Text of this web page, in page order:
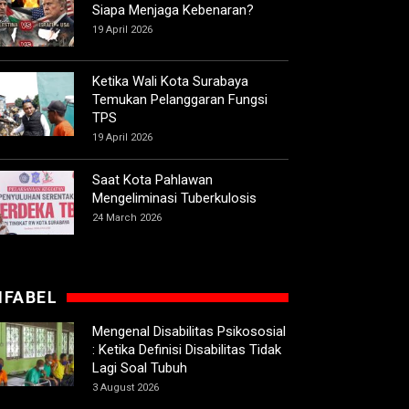
Siapa Menjaga Kebenaran?
19 April 2026
Ketika Wali Kota Surabaya
Temukan Pelanggaran Fungsi
TPS
19 April 2026
Saat Kota Pahlawan
Mengeliminasi Tuberkulosis
24 March 2026
Mengenal Disabilitas Psikososial
: Ketika Definisi Disabilitas Tidak
Lagi Soal Tubuh
3 August 2026